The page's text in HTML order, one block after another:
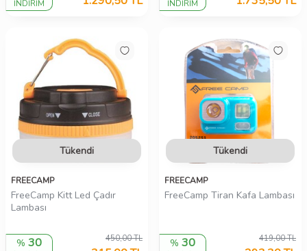
İNDİRİM İNDİRİM
Tükendi
FREECAMP
FreeCamp Kitt Led Çadır
Lambası
%30 450,00TL
Tükendi
FREECAMP
FreeCamp Tiran Kafa Lambası
%30 419,00TL